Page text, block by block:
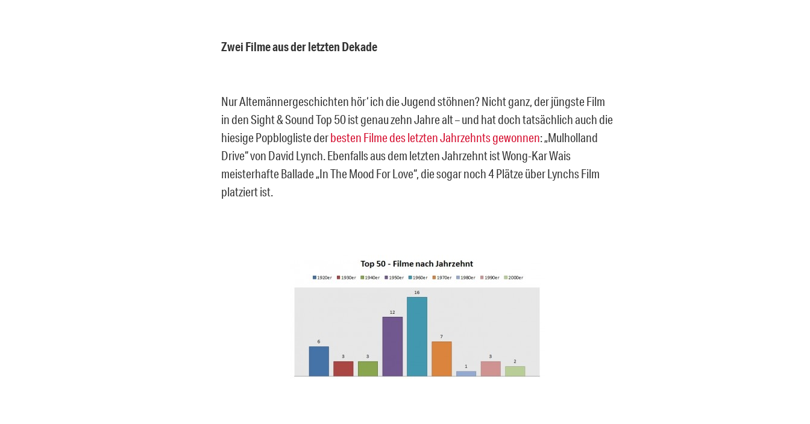
Zwei Filme aus der letzten Dekade
Nur Altemännergeschichten hör‘ ich die Jugend stöhnen? Nicht ganz, der jüngste Film
in den Sight & Sound Top 50 ist genau zehn Jahre alt – und hat doch tatsächlich auch die
hiesige Popblogliste derbesten Filme des letzten Jahrzehnts gewonnen: „Mulholland
Drive“ von David Lynch. Ebenfalls aus dem letzten Jahrzehnt ist Wong-Kar Wais
meisterhafte Ballade „In The Mood For Love“, die sogar noch 4 Plätze über Lynchs Film
platziert ist.